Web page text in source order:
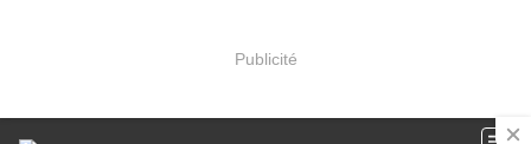
Publicité